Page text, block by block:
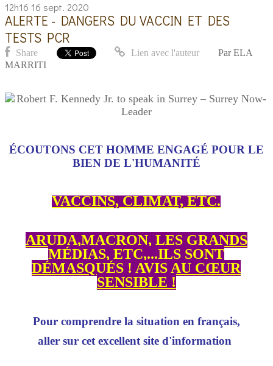
12h16 16 sept. 2020
ALERTE - DANGERS DU VACCIN ET DES
TESTS PCR
Share Lien avec l'auteur Par ELA
MARRITI
ÉCOUTONS CET HOMME ENGAGÉ POUR LE
BIEN DE L'HUMANITÉ
VACCINS, CLIMAT, ETC.
ARUDA,MACRON, LES GRANDS
MÉDIAS, ETC,...ILS SONT
DÉMASQUÉS ! AVIS AU CŒUR
SENSIBLE !
Pour comprendre la situation en français,
aller sur cet excellent site d'information